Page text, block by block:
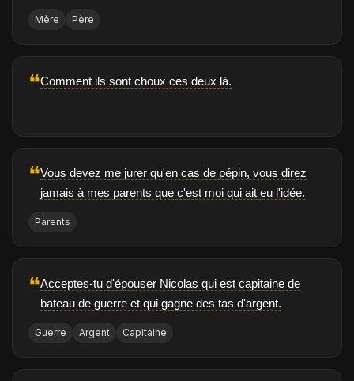
Mère Père
❝Comment ils sont choux ces deux là.
❝Vous devez me jurer qu'en cas de pépin, vous direz
jamais à mes parents que c'est moi qui ait eu l'idée.
Parents
❝Acceptes-tu d'épouser Nicolas qui est capitaine de
bateau de guerre et qui gagne des tas d'argent.
Guerre Argent Capitaine